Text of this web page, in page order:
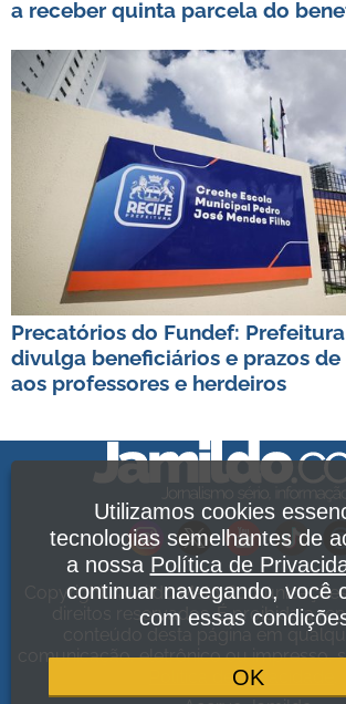
a receber quinta parcela do
Precatórios do Fundef:
divulga beneficiários e prazos
aos professores e herdeiros
Copyright Jamildo Melo Comunicações
direitos reservados. É proibida a
conteúdo desta página em
comunicação, eletrônico ou impresso,
Política de Privacidade
Utilizamos cookies
tecnologias semelhantes de
a nossa Política de
continuar navegando, você
com essas
OK